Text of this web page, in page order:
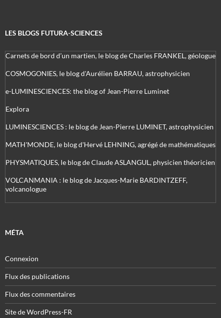
LES BLOGS FUTURA-SCIENCES
Carnets de bord d’un martien, le blog de Charles FRANKEL, géologue
COSMOGONIES, le blog d'Aurélien BARRAU, astrophysicien
e-LUMINESCIENCES: the blog of Jean-Pierre Luminet
Explora
LUMINESCIENCES : le blog de Jean-Pierre LUMINET, astrophysicien
MATH'MONDE, le blog d'Hervé LEHNING, agrégé de mathématiques
PHYSMATIQUES, le blog de Claude ASLANGUL, physicien théoricien
VOLCANMANIA : le blog de Jacques-Marie BARDINTZEFF,
volcanologue
MÉTA
Connexion
Flux des publications
Flux des commentaires
Site de WordPress-FR